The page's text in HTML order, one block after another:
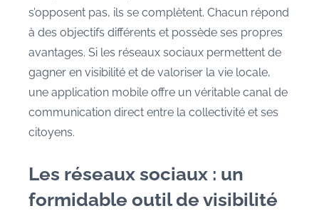
s’opposent pas, ils se complètent. Chacun répond
à des objectifs différents et possède ses propres
avantages. Si les réseaux sociaux permettent de
gagner en visibilité et de valoriser la vie locale,
une application mobile offre un véritable canal de
communication direct entre la collectivité et ses
citoyens.
Les réseaux sociaux : un
formidable outil de visibilité